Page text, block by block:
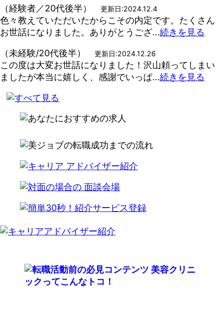
（経験者／20代後半） 更新日:2024.12.4
色々教えていただいたからこその内定です。たくさん
お世話になりました。ありがとうござ...続きを見る
（未経験/20代後半）
更新日:2024.12.26
この度は大変お世話になりました！沢山頼ってしまい
ましたが本当に嬉しく、感謝でいっぱ...続きを見る